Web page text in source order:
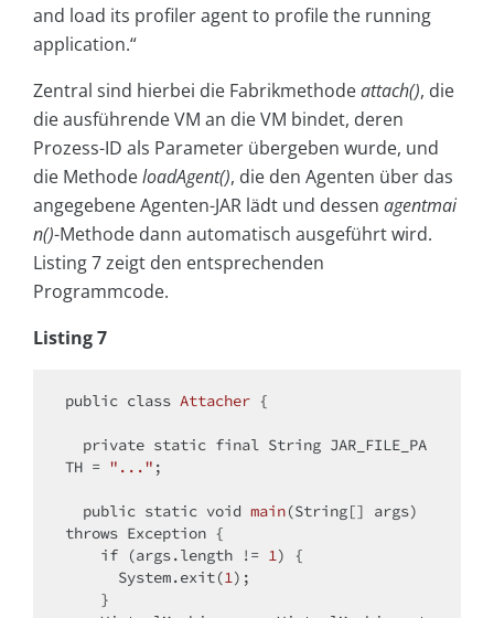
and load its profiler agent to profile the running
application.“
Zentral sind hierbei die Fabrikmethodeattach(), die
die ausführende VM an die VM bindet, deren
Prozess-ID als Parameter übergeben wurde, und
die MethodeloadAgent(), die den Agenten über das
angegebene Agenten-JAR lädt und dessen agentmai
n()-Methode dann automatisch ausgeführt wird.
Listing 7 zeigt den entsprechenden
Programmcode.
Listing 7
public class Attacher {
private static final String JAR_FILE_PA
TH = "..." ;
public static void main(String[] args)
throws Exception {
if (args.length != 1) {
      System.exit(
1);